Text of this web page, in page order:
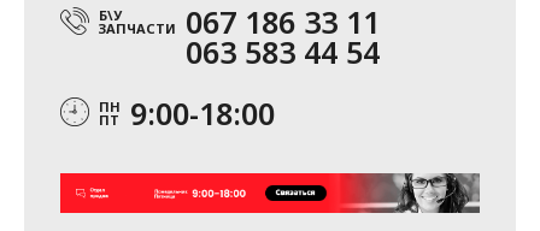
Б\У
ЗАПЧАСТИ 067 186 33 11
063 583 44 54
ПН
ПТ 9:00-18:00